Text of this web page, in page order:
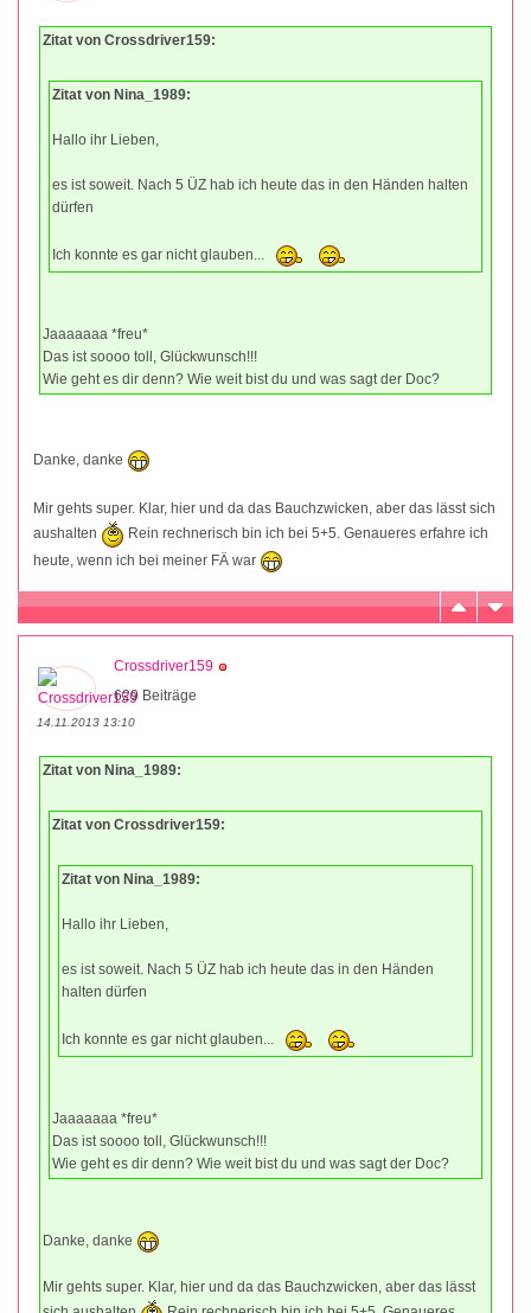
Zitat von Crossdriver159:
Zitat von Nina_1989:
Hallo ihr Lieben,
es ist soweit. Nach 5 ÜZ hab ich heute das in den Händen halten
dürfen
Ich konnte es gar nicht glauben...
Jaaaaaaa *freu*
Das ist soooo toll, Glückwunsch!!!
Wie geht es dir denn? Wie weit bist du und was sagt der Doc?
Danke, danke
Mir gehts super. Klar, hier und da das Bauchzwicken, aber das lässt sich
aushalten
Rein rechnerisch bin ich bei 5+5. Genaueres erfahre ich
heute, wenn ich bei meiner FÄ war
Crossdriver159
629 Beiträge
14.11.2013 13:10
Zitat von Nina_1989:
Zitat von Crossdriver159:
Zitat von Nina_1989:
Hallo ihr Lieben,
es ist soweit. Nach 5 ÜZ hab ich heute das in den Händen
halten dürfen
Ich konnte es gar nicht glauben...
Jaaaaaaa *freu*
Das ist soooo toll, Glückwunsch!!!
Wie geht es dir denn? Wie weit bist du und was sagt der Doc?
Danke, danke
Mir gehts super. Klar, hier und da das Bauchzwicken, aber das lässt